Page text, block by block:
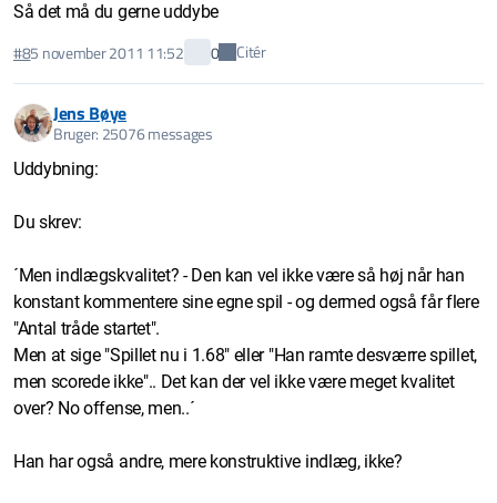
Så det må du gerne uddybe
#85 november 2011 11:52 0 Citér
Jens Bøye
Bruger: 25076 messages
Uddybning:
Du skrev:
´Men indlægskvalitet? - Den kan vel ikke være så høj når han
konstant kommentere sine egne spil - og dermed også får flere
"Antal tråde startet".
Men at sige "Spillet nu i 1.68" eller "Han ramte desværre spillet,
men scorede ikke".. Det kan der vel ikke være meget kvalitet
over? No offense, men..´
Han har også andre, mere konstruktive indlæg, ikke?